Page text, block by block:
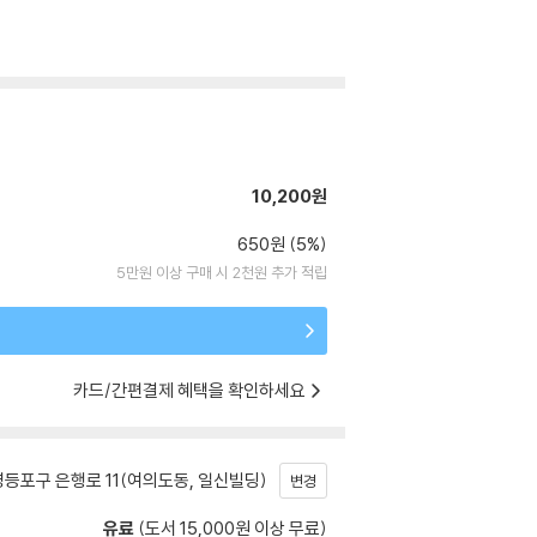
10,200원
650원 (5%)
5만원 이상 구매 시 2천원 추가 적립
카드/간편결제 혜택을 확인하세요
포구 은행로 11(여의도동, 일신빌딩) 변경
유료 (도서 15,000원 이상 무료)